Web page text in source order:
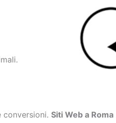
conversioni. Siti Web a Roma